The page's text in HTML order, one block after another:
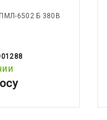
6502 Б 380В